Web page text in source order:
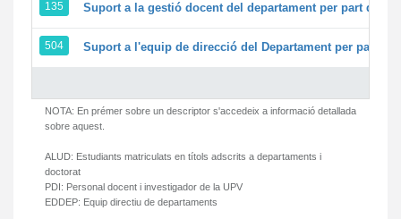
135 Suport a la gestió docent del departament per part del
504 Suport a l'equip de direcció del Departament per part del
NOTA: En prémer sobre un descriptor s'accedeix a informació detallada
sobre aquest.
ALUD: Estudiants matriculats en títols adscrits a departaments i
doctorat
PDI: Personal docent i investigador de la UPV
EDDEP: Equip directiu de departaments